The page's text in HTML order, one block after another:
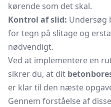
kørende som det skal.
Kontrol af slid: Undersøg
for tegn på slitage og
nødvendigt.
Ved at implementere en
sikrer du, at dit
er klar til den næste
Gennem forståelse af